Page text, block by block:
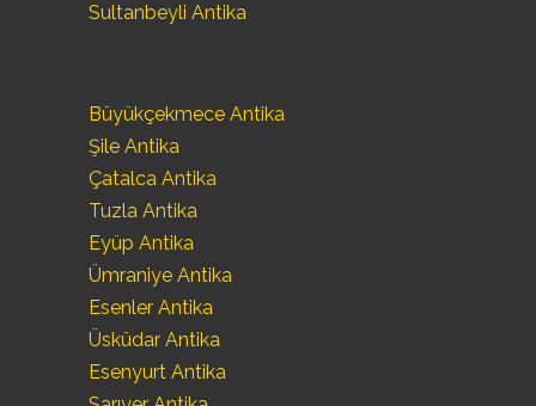
Sultanbeyli Antika
Büyükçekmece Antika
Şile Antika
Çatalca Antika
Tuzla Antika
Eyüp Antika
Ümraniye Antika
Esenler Antika
Üsküdar Antika
Esenyurt Antika